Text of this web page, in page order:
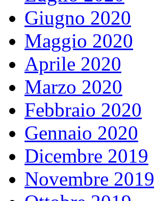
Giugno 2020
Maggio 2020
Aprile 2020
Marzo 2020
Febbraio 2020
Gennaio 2020
Dicembre 2019
Novembre 2019